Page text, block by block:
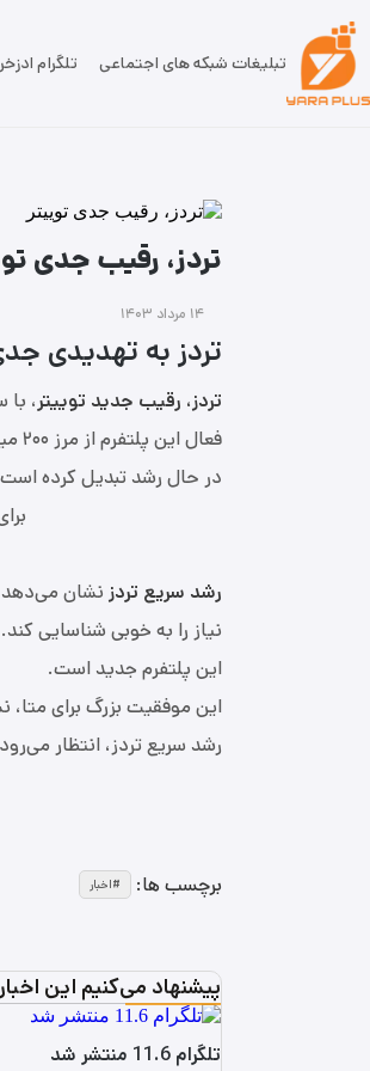
تبلیغات شبکه های اجتماعی تلگرام ادز
تردز، رقیب جدی
۱۴ مرداد ۱۴۰۳
تردز به تهدیدی
تردز، رقیب جدید توییتر،
در حال رشد تبدیل کرده
رشد سریع تردز نشان می‌دهد
نیاز را به خوبی شناسایی
این پلتفرم جدید است.
این موفقیت بزرگ برای
رشد سریع تردز، انتظار
برچسب ها: اخبار
پیشنهاد می‌کنیم این
تلگرام 11.6 منتشر شد